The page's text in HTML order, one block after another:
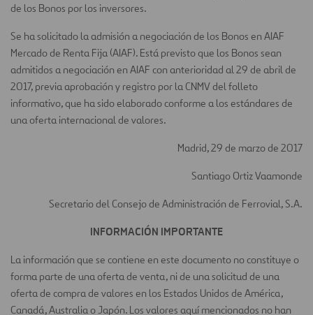
de los Bonos por los inversores.
Se ha solicitado la admisión a negociación de los Bonos en AIAF
Mercado de Renta Fija (AIAF). Está previsto que los Bonos sean
admitidos a negociación en AIAF con anterioridad al 29 de abril de
2017, previa aprobación y registro por la CNMV del folleto
informativo, que ha sido elaborado conforme a los estándares de
una oferta internacional de valores.
Madrid, 29 de marzo de 2017
Santiago Ortiz Vaamonde
Secretario del Consejo de Administración de Ferrovial, S.A.
INFORMACIÓN IMPORTANTE
La información que se contiene en este documento no constituye o
forma parte de una oferta de venta, ni de una solicitud de una
oferta de compra de valores en los Estados Unidos de América,
Canadá, Australia o Japón. Los valores aquí mencionados no han